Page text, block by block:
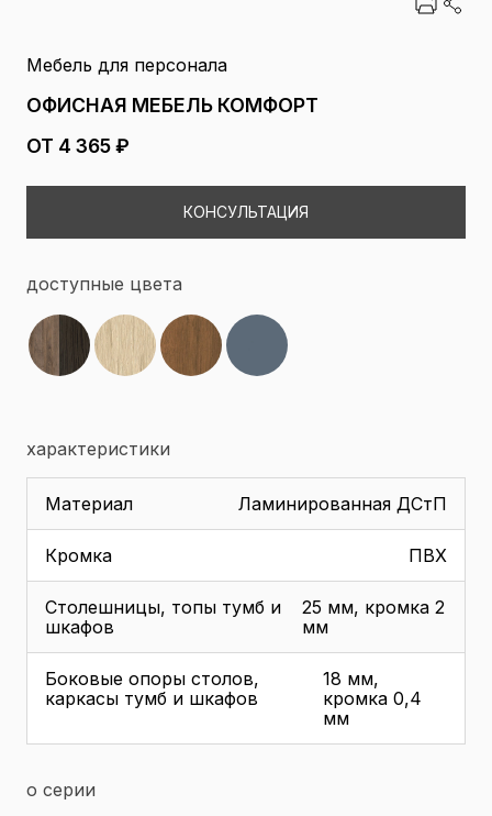
Мебель для персонала
ОФИСНАЯ МЕБЕЛЬ КОМФОРТ
ОТ 4 365 ₽
КОНСУЛЬТАЦИЯ
доступные цвета
характеристики
Материал Ламинированная ДСтП
Кромка ПВХ
Столешницы, топы тумб и
шкафов
25 мм, кромка 2
мм
Боковые опоры столов,
каркасы тумб и шкафов
18 мм,
кромка 0,4
мм
о серии